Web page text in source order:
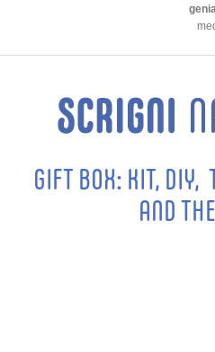
GIFT BOX: KIT, DIY,
AND